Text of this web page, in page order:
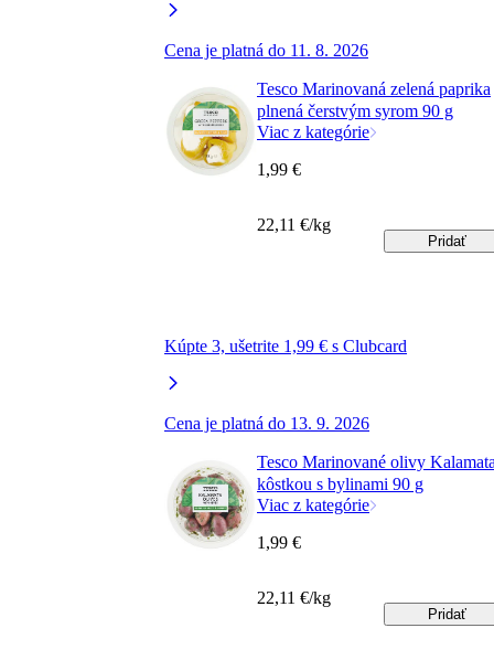
Cena je platná do 11. 8. 2026
Tesco Marinovaná zelená paprika
plnená čerstvým syrom 90 g
Viac z kategórie
Kúpte 3, ušetrite 1,99 € s Clubcard
Cena je platná do 13. 9. 2026
1,99 €
22,11 €/kg
Pridať
Tesco Marinované olivy
kôstkou s bylinami 90 g
Viac z kategórie
1,99 €
22,11 €/kg
Pridať